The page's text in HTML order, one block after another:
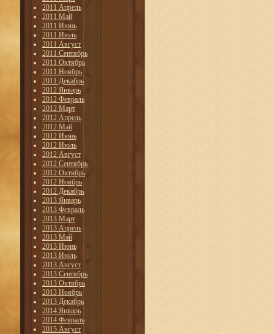
2011 Апрель
2011 Май
2011 Июнь
2011 Июль
2011 Август
2011 Сентябрь
2011 Октябрь
2011 Ноябрь
2011 Декабрь
2012 Январь
2012 Февраль
2012 Март
2012 Апрель
2012 Май
2012 Июнь
2012 Июль
2012 Август
2012 Сентябрь
2012 Октябрь
2012 Ноябрь
2012 Декабрь
2013 Январь
2013 Февраль
2013 Март
2013 Апрель
2013 Май
2013 Июнь
2013 Июль
2013 Август
2013 Сентябрь
2013 Октябрь
2013 Ноябрь
2013 Декабрь
2014 Январь
2014 Февраль
2015 Август